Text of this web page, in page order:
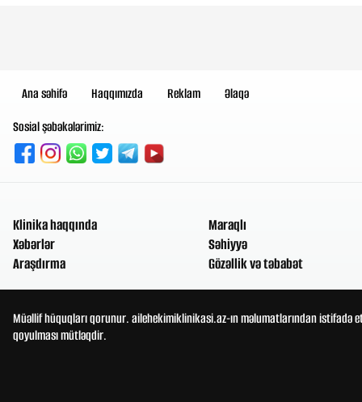
Ana səhifə Haqqımızda Reklam
Əlaqə
Sosial şəbəkələrimiz:
Klinika haqqında
Xəbərlər
Araşdırma
Maraqlı
Səhiyyə
Gözəllik və təbabət
Müəllif hüquqları qorunur. ailehekimiklinikasi.az-ın məlumatlarından
qoyulması mütləqdir.